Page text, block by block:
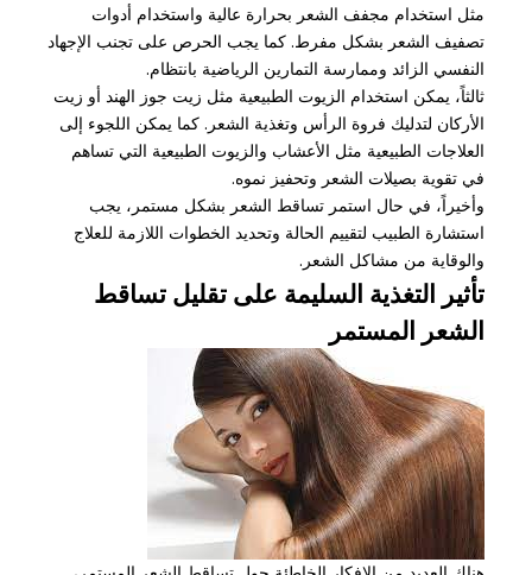
مثل استخدام مجفف الشعر بحرارة عالية واستخدام أدوات
تصفيف الشعر بشكل مفرط. كما يجب الحرص على تجنب الإجهاد
النفسي الزائد وممارسة التمارين الرياضية بانتظام.
ثالثاً، يمكن استخدام الزيوت الطبيعية مثل زيت جوز الهند أو زيت
الأركان لتدليك فروة الرأس وتغذية الشعر. كما يمكن اللجوء إلى
العلاجات الطبيعية مثل الأعشاب والزيوت الطبيعية التي تساهم
في تقوية بصيلات الشعر وتحفيز نموه.
وأخيراً، في حال استمر تساقط الشعر بشكل مستمر، يجب
استشارة الطبيب لتقييم الحالة وتحديد الخطوات اللازمة للعلاج
والوقاية من مشاكل الشعر.
تأثير التغذية السليمة على تقليل تساقط
الشعر المستمر